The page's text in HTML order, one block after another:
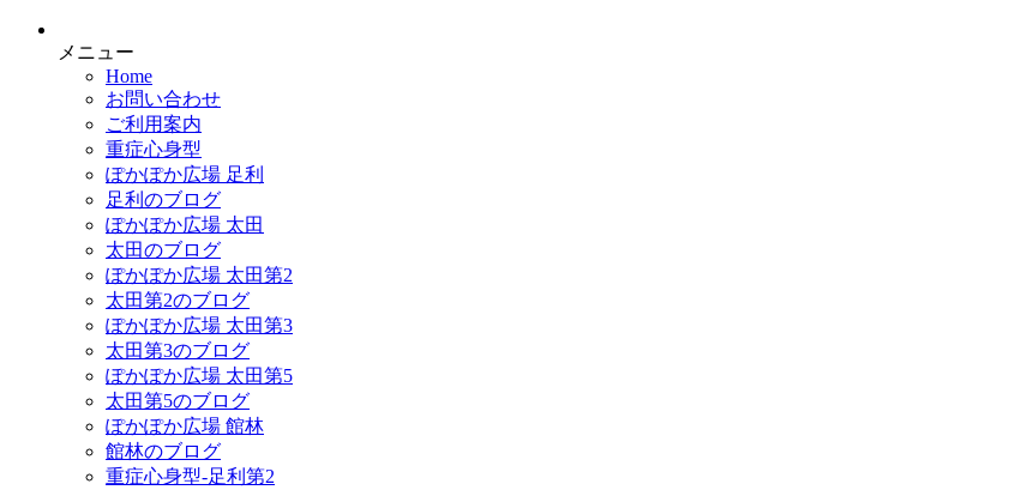
メニュー
Home
お問い合わせ
ご利用案内
重症心身型
ぽかぽか広場 足利
足利のブログ
ぽかぽか広場 太田
太田のブログ
ぽかぽか広場 太田第2
太田第2のブログ
ぽかぽか広場 太田第3
太田第3のブログ
ぽかぽか広場 太田第5
太田第5のブログ
ぽかぽか広場 館林
館林のブログ
重症心身型-足利第2